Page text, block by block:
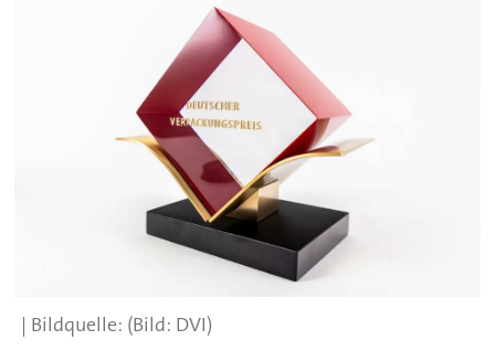
(Bild: DVI)